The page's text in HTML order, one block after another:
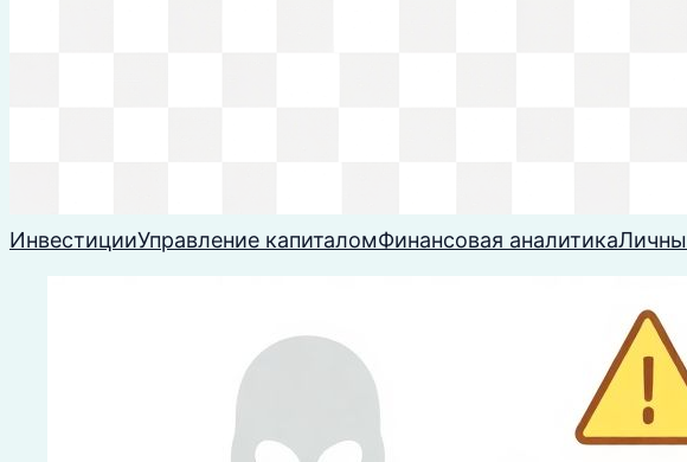
ИнвестицииУправление капиталомФинансовая аналитика